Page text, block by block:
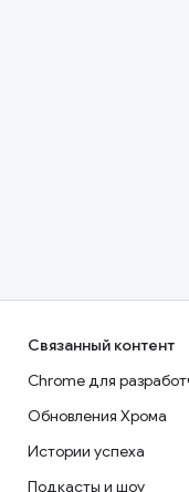
Связанный контент
Chrome для
Обновления Хрома
Истории успеха
Подкасты и шоу